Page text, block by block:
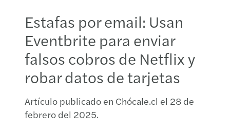
Estafas por email: Usan
Eventbrite para enviar
falsos cobros de Netflix y
robar datos de tarjetas
Artículo publicado en Chócale.cl el 28 de
febrero del 2025.